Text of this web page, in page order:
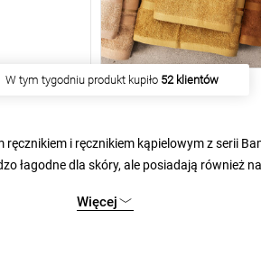
W tym tygodniu produkt kupiło 52 klientów
i ręcznikiem kąpielowym z serii
łagodne dla skóry, ale posiadają również
swojej skórze po kąpieli tę najlepszą
Więcej